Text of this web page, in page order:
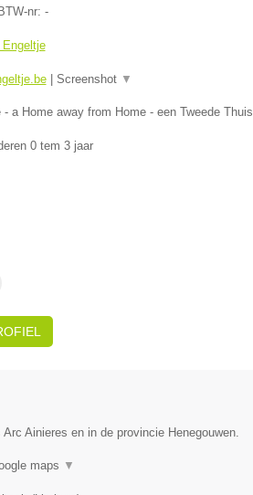
nr: -
Engeltje
| Screenshot ▼
a Home away from Home - een Tweede Thuis
0 tem 3 jaar
Ainieres en in de provincie Henegouwen.
maps ▼